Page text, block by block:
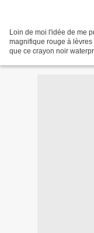
Loin de moi l'idée de me
magnifique rouge à
que ce crayon noir